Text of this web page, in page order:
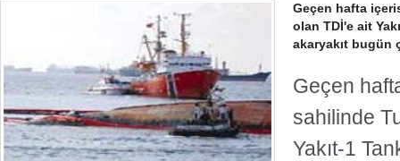
Geçen hafta
olan TDİ'e ait
akaryakıt bugün
Geçen
sahilinde
Yakıt-1